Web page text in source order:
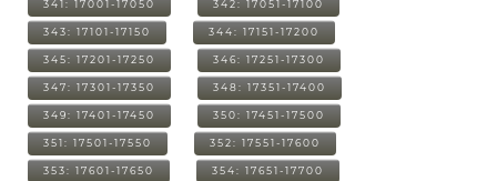
341: 17001-17050 342: 17051-17100
343: 17101-17150 344: 17151-17200
345: 17201-17250 346: 17251-17300
347: 17301-17350 348: 17351-17400
349: 17401-17450 350: 17451-17500
351: 17501-17550 352: 17551-17600
353: 17601-17650 354: 17651-17700